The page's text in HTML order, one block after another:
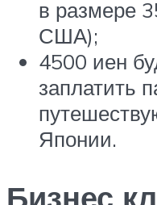
в размере
США);
4500 иен
заплатить
Японии.